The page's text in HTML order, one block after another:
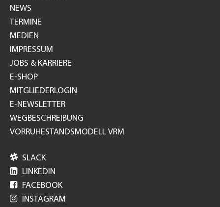
NEWS
TERMINE
MEDIEN
IMPRESSUM
JOBS & KARRIERE
E-SHOP
MITGLIEDERLOGIN
E-NEWSLETTER
WEGBESCHREIBUNG
VORRUHESTANDSMODELL VRM
 SLACK
 LINKEDIN
 FACEBOOK
 INSTAGRAM